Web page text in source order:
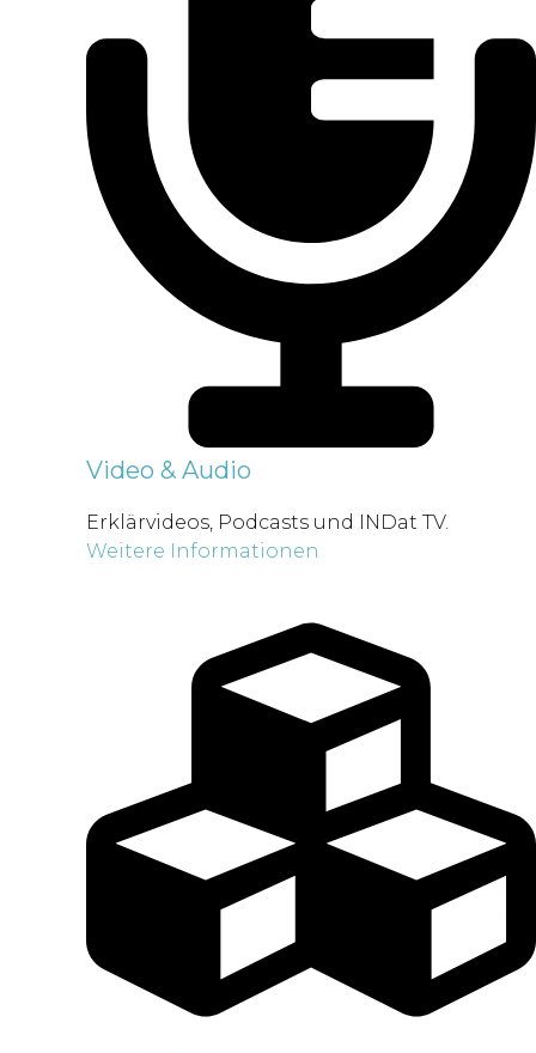
Video & Audio
Erklärvideos, Podcasts und INDat TV.
Weitere Informationen